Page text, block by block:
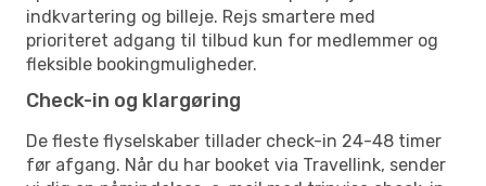
indkvartering og billeje. Rejs smartere med
prioriteret adgang til tilbud kun for medlemmer og
fleksible bookingmuligheder.
Check-in og klargøring
De fleste flyselskaber tillader check-in 24-48 timer
før afgang. Når du har booket via Travellink, sender